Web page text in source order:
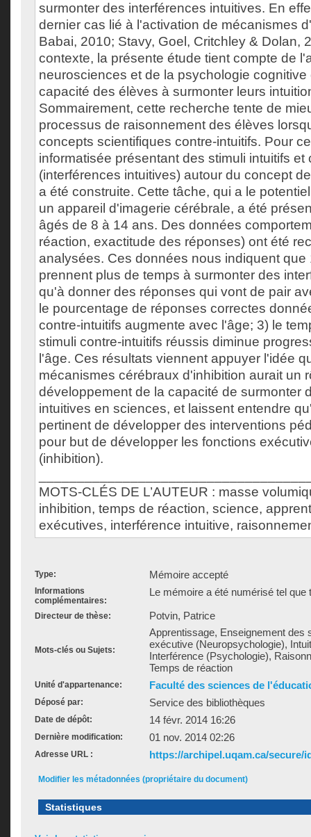
surmonter des interférences intuitives. En
dernier cas lié à l'activation de mécanismes
Babai, 2010; Stavy, Goel, Critchley & Dolan,
contexte, la présente étude tient compte de
neurosciences et de la psychologie
capacité des élèves à surmonter leurs
Sommairement, cette recherche tente de
processus de raisonnement des élèves
concepts scientifiques contre-intuitifs. Pour
informatisée présentant des stimuli intuitifs et
(interférences intuitives) autour du concept
a été construite. Cette tâche, qui a le
un appareil d'imagerie cérébrale, a été
âgés de 8 à 14 ans. Des données
réaction, exactitude des réponses) ont été
analysées. Ces données nous indiquent que
prennent plus de temps à surmonter des
qu'à donner des réponses qui vont de pair
le pourcentage de réponses correctes
contre-intuitifs augmente avec l'âge; 3) le
stimuli contre-intuitifs réussis diminue
l'âge. Ces résultats viennent appuyer l'idée
mécanismes cérébraux d'inhibition aurait un
développement de la capacité de surmonter
intuitives en sciences, et laissent entendre
pertinent de développer des interventions
pour but de développer les fonctions
(inhibition).
MOTS-CLÉS DE L’AUTEUR : masse
inhibition, temps de réaction, science,
exécutives, interférence intuitive,
Type: Mémoire accepté
Informations
complémentaires:
Le mémoire a été numérisé tel que
Directeur de thèse: Potvin, Patrice
Mots-clés ou Sujets:
Apprentissage, Enseignement des
exécutive (Neuropsychologie),
Interférence (Psychologie),
Temps de réaction
Unité d'appartenance: Faculté des sciences de
Déposé par: Service des bibliothèques
Date de dépôt: 14 févr. 2014 16:26
Dernière modification: 01 nov. 2014 02:26
Adresse URL : https://archipel.uqam.ca/secure/
Modifier les métadonnées (propriétaire du document)
Statistiques